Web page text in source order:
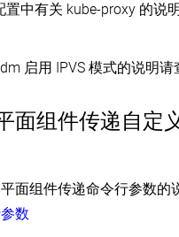
置中有关 kube-proxy 的说
启用 IPVS 模式的说明请
面组件传递自定
面组件传递命令行参数的
数